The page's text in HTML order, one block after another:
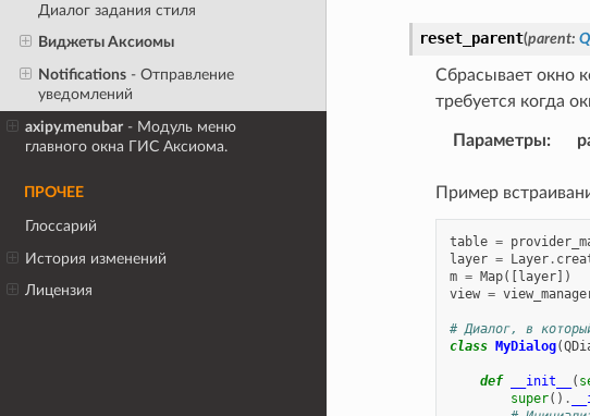
Диалог задания стиля
Виджеты Аксиомы
Notifications- Отправление
уведомлений
axipy.menubar - Модуль меню
главного окна ГИС Аксиома.
ПРОЧЕЕ
Глоссарий
История изменений
Лицензия
reset_parent(parent:
Сбрасывает окно
требуется когда
Параметры:
Пример
table =
layer = Layer.
m = Map([layer])
view =
# Диалог, в
class MyDialog(
def __init__ (
super() .